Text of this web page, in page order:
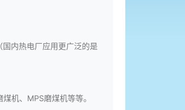
内热电厂应用更广泛的是
机、MPS磨煤机等等。